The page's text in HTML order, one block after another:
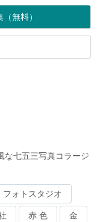
無料）
な七五三写真コラージ
フォトスタジオ
赤 色 金